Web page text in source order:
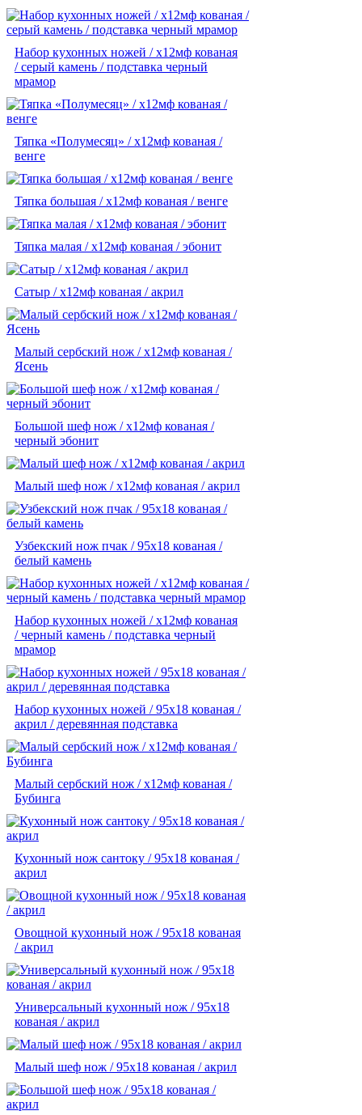
Набор кухонных ножей / х12мф кованая
/ серый камень / подставка черный
мрамор
Тяпка «Полумесяц» / х12мф кованая /
венге
Тяпка большая / х12мф кованая / венге
Тяпка малая / х12мф кованая / эбонит
Сатыр / х12мф кованая / акрил
Малый сербский нож / х12мф кованая /
Ясень
Большой шеф нож / х12мф кованая /
черный эбонит
Малый шеф нож / х12мф кованая / акрил
Узбекский нож пчак / 95х18 кованая /
белый камень
Набор кухонных ножей / х12мф кованая
/ черный камень / подставка черный
мрамор
Набор кухонных ножей / 95х18 кованая /
акрил / деревянная подставка
Малый сербский нож / х12мф кованая /
Бубинга
Кухонный нож сантоку / 95х18 кованая /
акрил
Овощной кухонный нож / 95х18 кованая
/ акрил
Универсальный кухонный нож / 95х18
кованая / акрил
Малый шеф нож / 95х18 кованая / акрил